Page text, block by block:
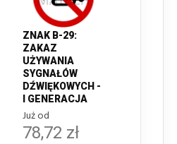
ZNAK B-29:
ZAKAZ
UŻYWANIA
SYGNAŁÓW
DŹWIĘKOWYCH -
I GENERACJA
Już od
78,72 zł